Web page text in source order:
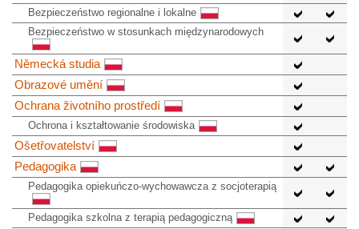
Bezpieczeństwo regionalne i lokalne
Bezpieczeństwo w stosunkach międzynarodowych
Německá studia
Obrazové umění
Ochrana životního prostředí
Ochrona i kształtowanie środowiska
Ošetřovatelství
Pedagogika
Pedagogika opiekuńczo-wychowawcza z socjoterapią
Pedagogika szkolna z terapią pedagogiczną